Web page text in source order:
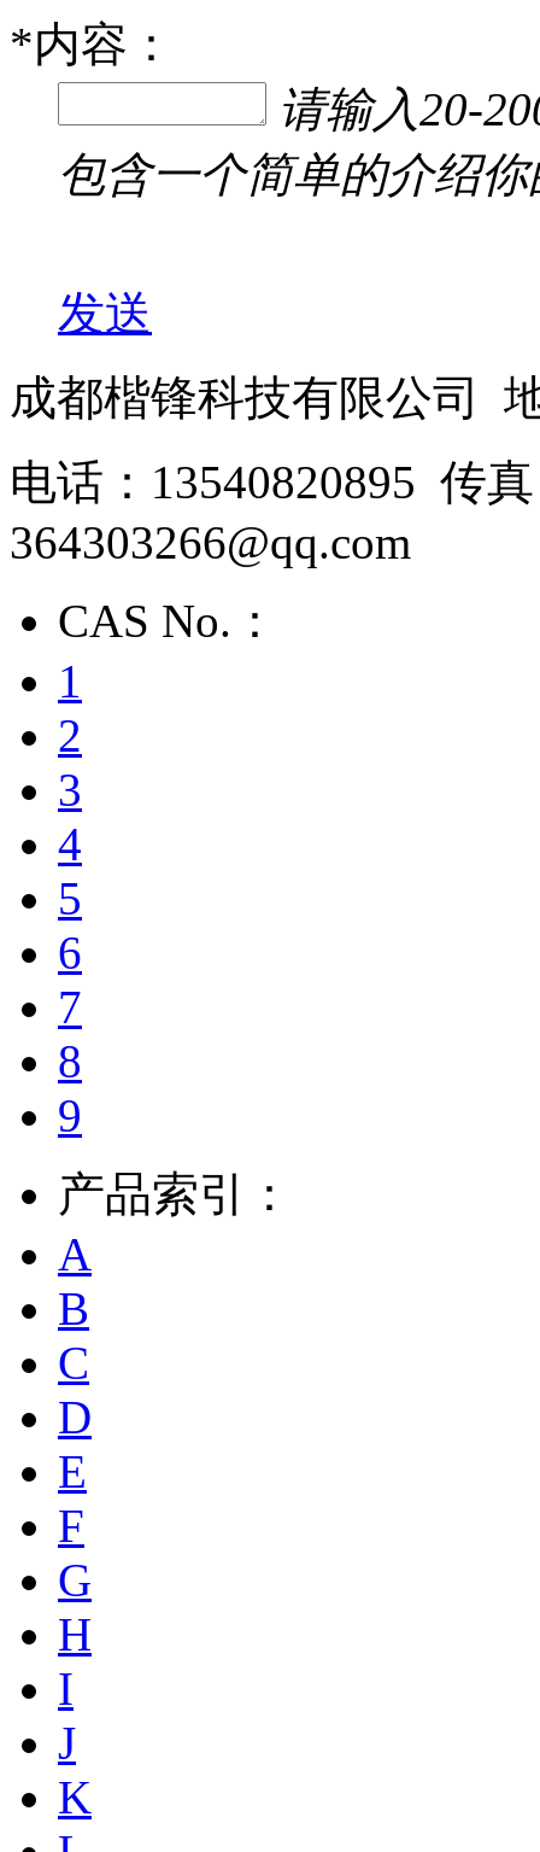
*内容：
请输入20-
包含一个简单的介绍
发送
成都楷锋科技有限公司
电话：13540820895 传
364303266@qq.com
CAS No.：
1
2
3
4
5
6
7
8
9
产品索引：
A
B
C
D
E
F
G
H
I
J
K